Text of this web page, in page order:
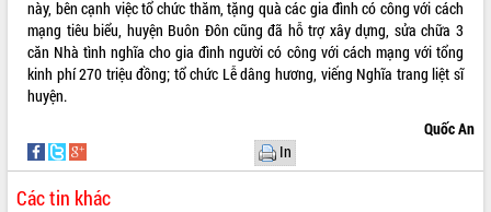
ALBUM ẢNH
này, bên cạnh việc tổ chức thăm, tặng quà các gia đình có công với cách
mạng tiêu biểu, huyện Buôn Đôn cũng đã hỗ trợ xây dựng, sửa chữa 3
căn Nhà tình nghĩa cho gia đình người có công với cách mạng với tổng
kinh phí 270 triệu đồng; tổ chức Lễ dâng hương, viếng Nghĩa trang liệt sĩ
huyện.
Quốc An
In
Các tin khác